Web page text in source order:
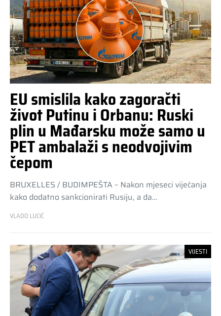
EU smislila kako zagoračti
život Putinu i Orbanu: Ruski
plin u Mađarsku može samo u
PET ambalaži s neodvojivim
čepom
BRUXELLES / BUDIMPEŠTA – Nakon mjeseci vijećanja
kako dodatno sankcionirati Rusiju, a da…
VLADO LUCIĆ
VIJESTI